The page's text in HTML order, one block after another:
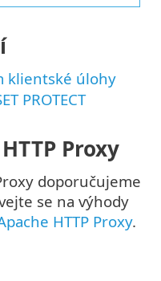
klientské úlohy
PROTECT
Proxy
doporučujeme
se na výhody
HTTP Proxy.